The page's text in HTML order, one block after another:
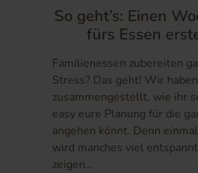
So geht’s: Einen
fürs Essen
Familienessen zubereiten
Stress? Das geht! Wir
zusammengestellt, wie ihr
easy eure Planung für die
angehen könnt. Denn
wird manches viel
zeigen…